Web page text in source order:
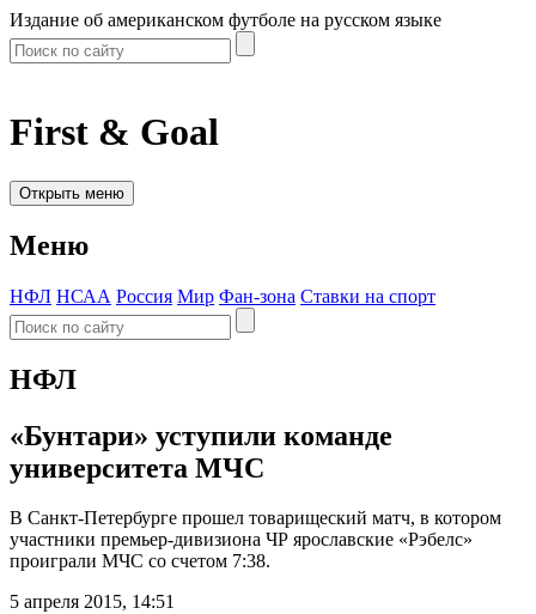
Издание об американском футболе на русском языке
First & Goal
Открыть меню
Меню
НФЛ НСАА Россия Мир Фан-зона Ставки на спорт
НФЛ
«Бунтари» уступили команде
университета МЧС
В Санкт-Петербурге прошел товарищеский матч, в котором
участники премьер-дивизиона ЧР ярославские «Рэбелс»
проиграли МЧС со счетом 7:38.
5 апреля 2015, 14:51